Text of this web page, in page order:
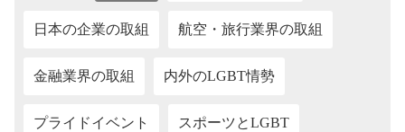
日本の企業の取組 航空・旅行業界の取組
金融業界の取組 内外のLGBT情勢
プライドイベント スポーツとLGBT